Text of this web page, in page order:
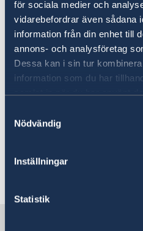
för sociala medier och
vidarebefordrar även sådana
information från din enhet till
annons- och analysföretag
Dessa kan i sin tur
information som du har
samlat in när du har använt
Nödvändig
Inställningar
Statistik
Kidnappningar har
gånger det senaste året,
och politiska motiv,
skett i Bekaadalen och
och libanesiska